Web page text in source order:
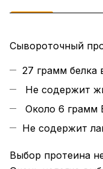
Сывороточный
27 грамм белка
Не содержит
Около 6 грамм
Не содержит
Выбор протеина